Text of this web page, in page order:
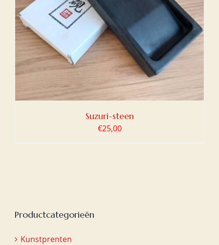
Suzuri-steen
€25,00
Productcategorieën
Kunstprenten